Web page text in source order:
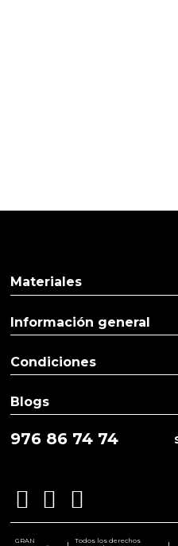
976 86 74 74
Materiales
Información general
Condiciones
Blogs
GRAN
Todos los derechos